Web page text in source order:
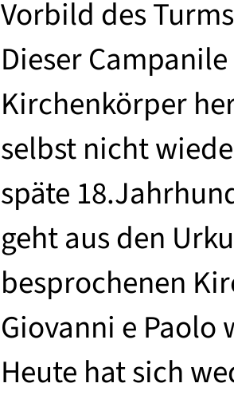
Vorbild des
Dieser
Kirchenkörper
selbst nicht
späte
geht aus den
besprochenen
Giovanni e
Heute hat sich